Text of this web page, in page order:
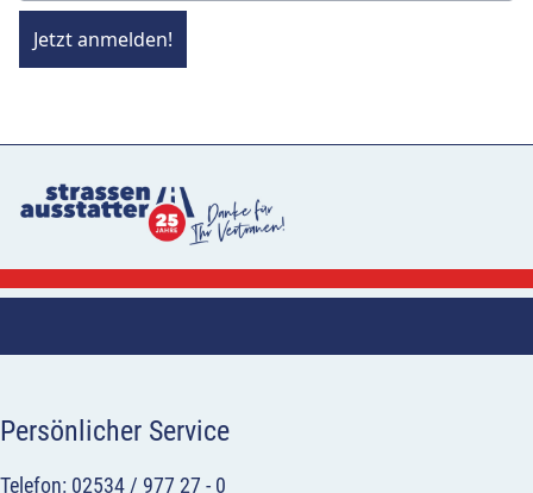
Jetzt anmelden!
Persönlicher Service
Telefon: 02534 / 977 27 - 0